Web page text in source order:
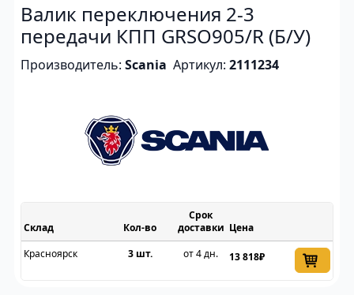
Валик переключения 2-3
передачи КПП GRSO905/R (Б/У)
Производитель: Scania Артикул: 2111234
Склад
Срок
доставки Цена
Красноярск
3 шт. от 4 дн. 13 818₽